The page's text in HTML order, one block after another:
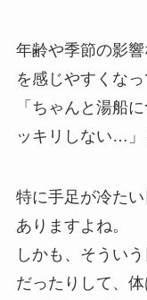
年齢や季節の影
を感じやすくなっ
「ちゃんと湯船
ッキリしない…」
特に手足が冷た
ありますよね。
しかも、そうい
だったりして、